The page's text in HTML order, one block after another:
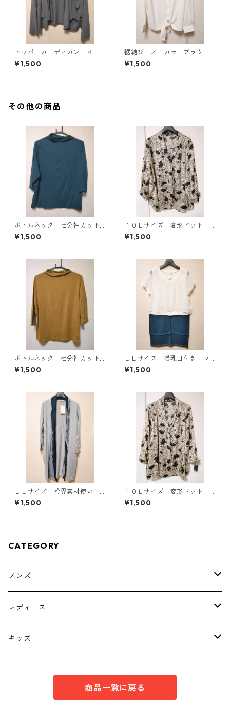
トッパーカーディガン ４
Ｌ グレー KAE-4814
¥1,500
裾結び ノーカラーブラウ
ス ３Ｌ アイボリー KAE-
4813
¥1,500
その他の商品
ボトルネック 七分袖カット
ソー ４Ｌ ティールグリー
ン KAE-4815
¥1,500
１０Ｌサイズ 変形ドット
花柄 ボウタイブラウス オ
フホワイト KAE-4778
¥1,500
ボトルネック 七分袖カット
ソー ４Ｌ マスタード KA
E-4816
¥1,500
ＬＬサイズ 授乳口付き マ
タニティ ドッキングワンピ
ース ホワイト×ブルー KAE
¥1,500
ＬＬサイズ 衿異素材使い
トッパーカーディガン グレ
ー KAE-4807
¥1,500
１０Ｌサイズ 変形ドット
花柄 ボウタイブラウス オ
フホワイト KAE-4774
¥1,500
CATEGORY
メンズ
トップス
ボトムス
レディース
トップス
キッズ
商品一覧に戻る